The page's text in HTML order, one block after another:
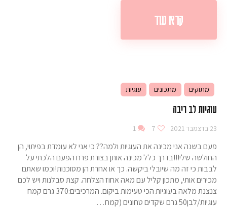
קרא עוד
מתוקים מתכונים עוגיות
עוגיות לב ריבה
23 בדצמבר 2021 7
1
פעם בשנה אני מכינה את העוגיות ולמה?? כי אני לא עומדת בפיתוי, הן
החולשה שלי!!!בדרך כלל מכינה אותן בצורת פרח הפעם הלכתי על
לבבות כי זה מה שיובלי ביקשה. כך או אחרת הן מסוכנות!וכמו שאתם
מכירים אותי, מתכון קליל עם מאה אחוז הצלחה. קצת סבלנות ויש לכם
צנצנת מלאה בעוגיות הכי טעימות ביקום. המרכיבים:370 גרם קמח
עוגיות/לבן50 גרם שקדים טחונים (קמח…